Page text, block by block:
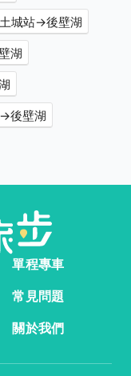
城站→後壁湖
湖
後壁湖
單程專車
常見問題
關於我們